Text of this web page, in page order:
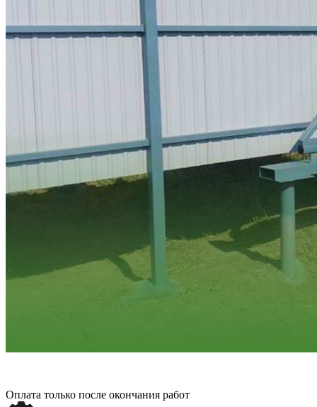
Оплата только после окончания работ